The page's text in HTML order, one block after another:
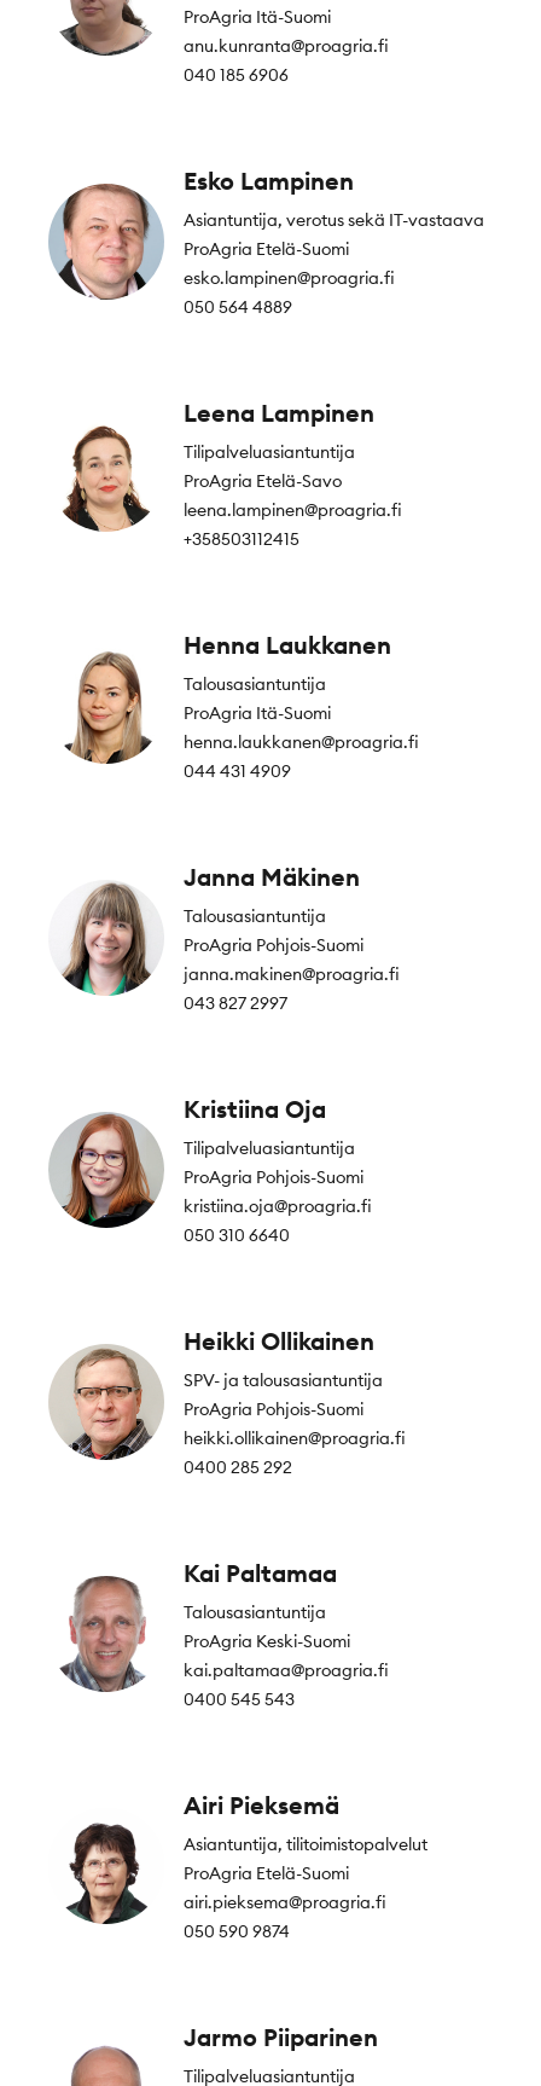
ProAgria Itä-Suomi
anu.kunranta@proagria.fi
040 185 6906
Esko Lampinen
Asiantuntija, verotus sekä IT-vastaava
ProAgria Etelä-Suomi
esko.lampinen@proagria.fi
050 564 4889
Leena Lampinen
Tilipalveluasiantuntija
ProAgria Etelä-Savo
leena.lampinen@proagria.fi
+358503112415
Henna Laukkanen
Talousasiantuntija
ProAgria Itä-Suomi
henna.laukkanen@proagria.fi
044 431 4909
Janna Mäkinen
Talousasiantuntija
ProAgria Pohjois-Suomi
janna.makinen@proagria.fi
043 827 2997
Kristiina Oja
Tilipalveluasiantuntija
ProAgria Pohjois-Suomi
kristiina.oja@proagria.fi
050 310 6640
Heikki Ollikainen
SPV- ja talousasiantuntija
ProAgria Pohjois-Suomi
heikki.ollikainen@proagria.fi
0400 285 292
Kai Paltamaa
Talousasiantuntija
ProAgria Keski-Suomi
kai.paltamaa@proagria.fi
0400 545 543
Airi Pieksemä
Asiantuntija, tilitoimistopalvelut
ProAgria Etelä-Suomi
airi.pieksema@proagria.fi
050 590 9874
Jarmo Piiparinen
Tilipalveluasiantuntija